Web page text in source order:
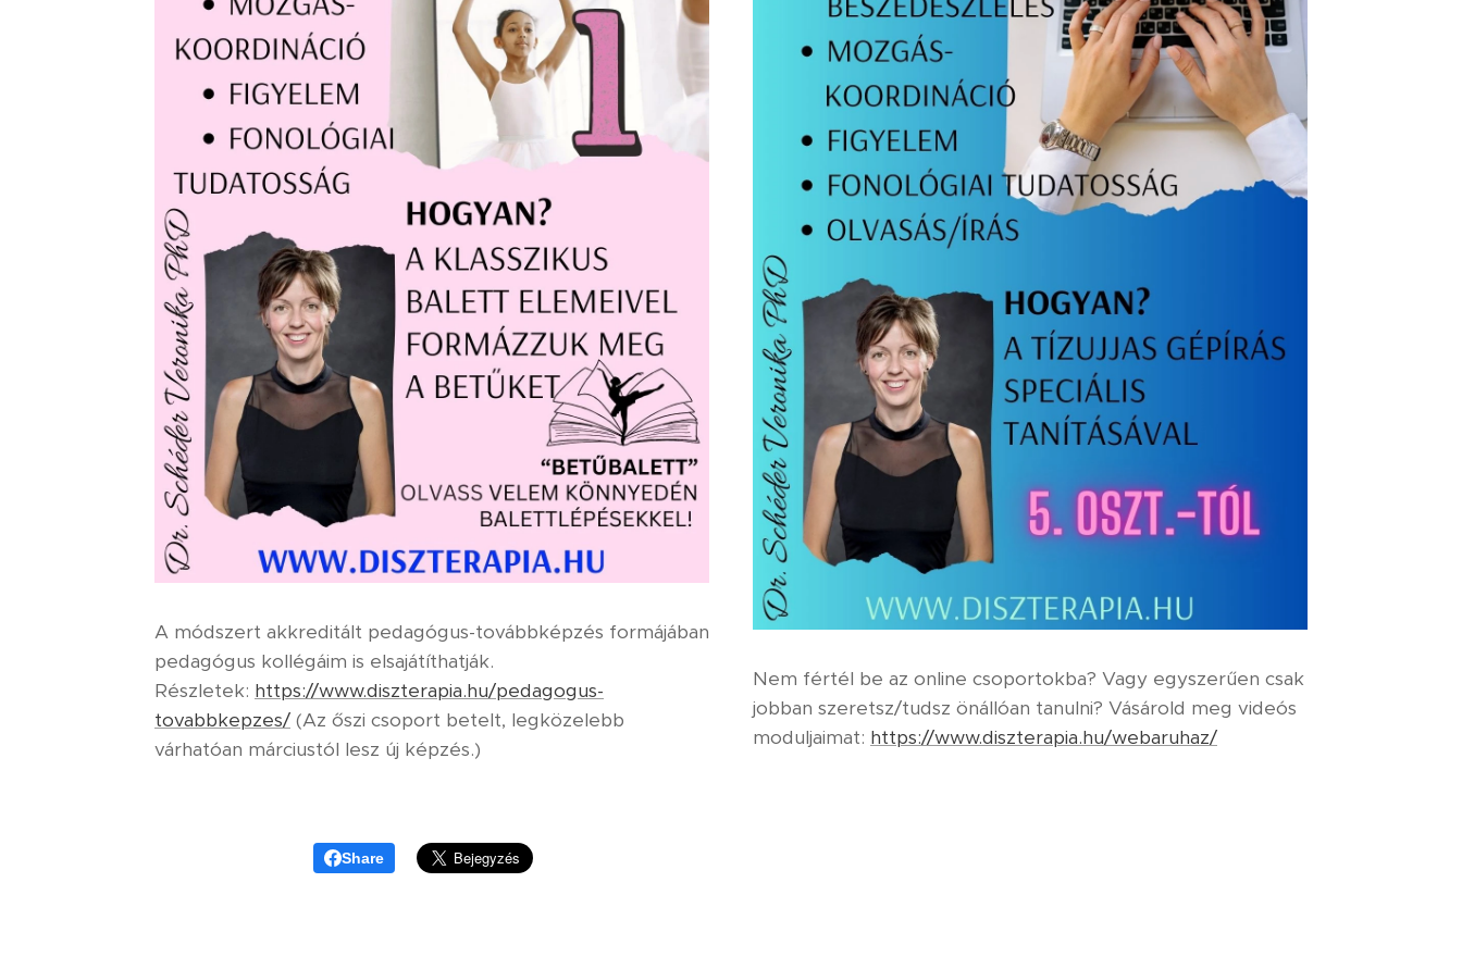
A módszert akkreditált pedagógus-továbbképzés formájában
pedagógus kollégáim is elsajátíthatják.
Részletek: https://www.diszterapia.hu/pedagogus-
tovabbkepzes/ (Az őszi csoport betelt, legközelebb
várhatóan márciustól lesz új képzés.)
Nem fértél be az online csoportokba? Vagy egyszerűen csak
jobban szeretsz/tudsz önállóan tanulni? Vásárold meg videós
moduljaimat: https://www.diszterapia.hu/webaruhaz/
Share